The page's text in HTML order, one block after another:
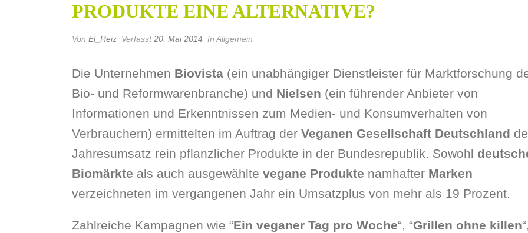
PRODUKTE EINE ALTERNATIVE?
Von El_Reiz Verfasst20. Mai 2014 In Allgemein
Die Unternehmen Biovista (ein unabhängiger Dienstleister für Marktforschung
Bio- und Reformwarenbranche) und Nielsen (ein führender Anbieter von
Informationen und Erkenntnissen zum Medien- und Konsumverhalten von
Verbrauchern) ermittelten im Auftrag der Veganen Gesellschaft Deutschland
Jahresumsatz rein pflanzlicher Produkte in der Bundesrepublik. Sowohl
Biomärkte als auch ausgewählte vegane Produkte namhafter Marken
verzeichneten im vergangenen Jahr ein Umsatzplus von mehr als 19 Prozent.
Zahlreiche Kampagnen wie “Ein veganer Tag pro Woche“, “Grillen ohne killen“,